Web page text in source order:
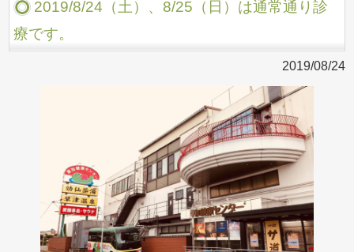
2019/8/24（土）、8/25（日）は通常通り診
療です。
2019/08/24